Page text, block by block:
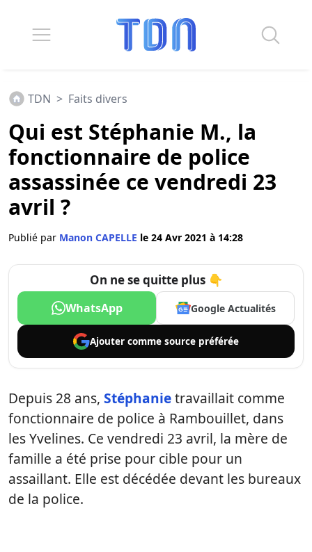
TDN > Faits divers
Qui est Stéphanie M., la
fonctionnaire de police
assassinée ce vendredi 23
avril ?
Publié par Manon CAPELLE le 24 Avr 2021 à 14:28
On ne se quitte plus 👇
WhatsApp Google Actualités
Ajouter comme source préférée
Depuis 28 ans, Stéphanietravaillait comme
fonctionnaire de police à Rambouillet, dans
les Yvelines. Ce vendredi 23 avril, la mère de
famille a été prise pour cible pour un
assaillant. Elle est décédée devant les bureaux
de la police.